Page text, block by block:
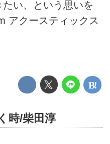
い、という思いを
アクースティックス
時/柴田淳